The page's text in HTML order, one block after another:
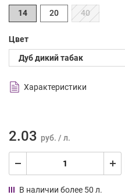
14
20 40
Цвет
Характеристики
2.03 руб. / л.
В наличии более 50 л.